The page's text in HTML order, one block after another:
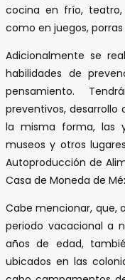
cocina en frío, teatro,
como en juegos, porras
Adicionalmente se
habilidades de
pensamiento.
preventivos, desarrollo
la misma forma, las
museos y otros
Autoproducción de
Casa de Moneda de
Cabe mencionar, que,
periodo vacacional a
años de edad,
ubicados en las